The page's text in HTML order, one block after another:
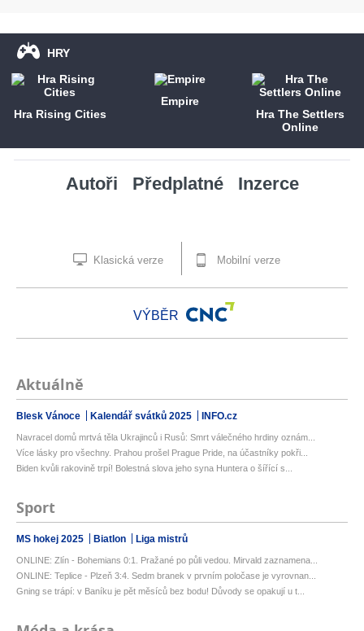
HRY
Hra Rising Cities
Empire
Hra The Settlers
Online
Autoři Předplatné Inzerce
Klasická verze Mobilní verze
VÝBĚR
Aktuálně
Blesk Vánoce Kalendář svátků 2025 INFO.cz
Navracel domů mrtvá těla Ukrajinců i Rusů: Smrt válečného hrdiny oznám...
Více lásky pro všechny. Prahou prošel Prague Pride, na účastníky pokři...
Biden kvůli rakovině trpí! Bolestná slova jeho syna Huntera o šířící s...
Sport
MS hokej 2025 Biatlon Liga mistrů
ONLINE: Zlín - Bohemians 0:1. Pražané po půli vedou. Mirvald zaznamena...
ONLINE: Teplice - Plzeň 3:4. Sedm branek v prvním poločase je vyrovnan...
Gning se trápí: v Baníku je pět měsíců bez bodu! Důvody se opakují u t...